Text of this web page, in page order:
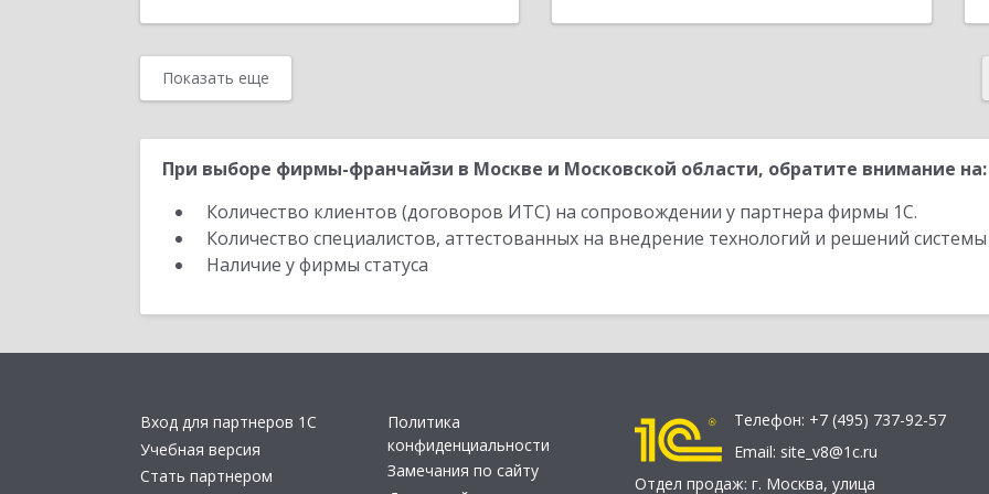
Показать еще
При выборе фирмы-франчайзи в Москве и Московской области, обратите внимание на:
Количество клиентов (договоров ИТС) на сопровождении у партнера фирмы 1С.
Количество специалистов, аттестованных на внедрение технологий и решений
Наличие у фирмы статуса
Вход для партнеров 1С
Учебная версия
Стать партнером
Политика
конфиденциальности
Замечания по сайту
Телефон: +7 (495) 737-92-57
Email: site_v8@1c.ru
Отдел продаж: г. Москва, улица